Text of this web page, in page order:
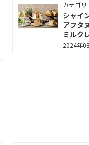
カテゴ
シャイ
アフタ
ミルク
2024年